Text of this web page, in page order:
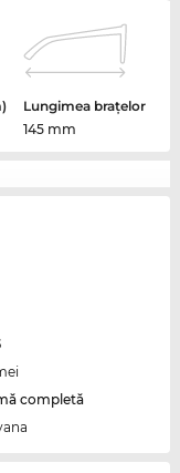
Lungimea brațelor
145 mm
completă